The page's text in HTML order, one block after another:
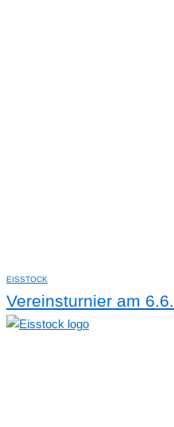
EISSTOCK
Vereinsturnier am